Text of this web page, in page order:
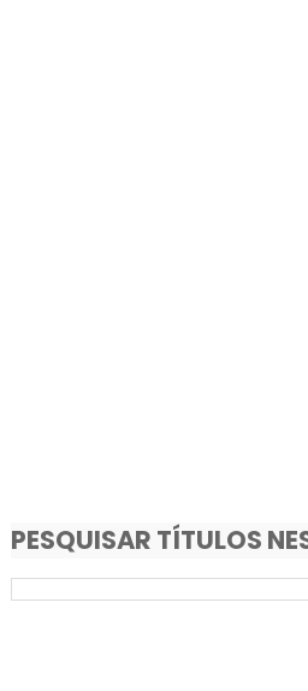
PESQUISAR TÍTULOS